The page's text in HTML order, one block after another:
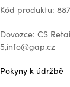
Kód produktu:
Dovozce: CS
5,info@gap.cz
Pokyny k údržbě